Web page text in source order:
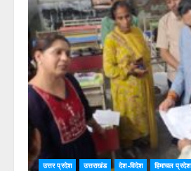
उत्तर प्रदेश उत्तराखंड देश-विदेश हिमाचल प्रदेश